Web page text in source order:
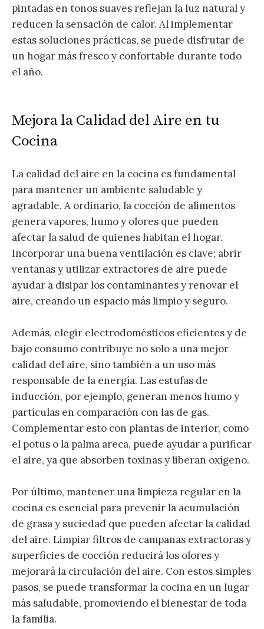
pintadas en tonos suaves reflejan la luz natural y
reducen la sensación de calor. Al implementar
estas soluciones prácticas, se puede disfrutar de
un hogar más fresco y confortable durante todo
el año.
Mejora la Calidad del Aire en tu
Cocina
La calidad del aire en la cocina es fundamental
para mantener un ambiente saludable y
agradable. A ordinario, la cocción de alimentos
genera vapores, humo y olores que pueden
afectar la salud de quienes habitan el hogar.
Incorporar una buena ventilación es clave; abrir
ventanas y utilizar extractores de aire puede
ayudar a disipar los contaminantes y renovar el
aire, creando un espacio más limpio y seguro.
Además, elegir electrodomésticos eficientes y de
bajo consumo contribuye no solo a una mejor
calidad del aire, sino también a un uso más
responsable de la energía. Las estufas de
inducción, por ejemplo, generan menos humo y
partículas en comparación con las de gas.
Complementar esto con plantas de interior, como
el potus o la palma areca, puede ayudar a purificar
el aire, ya que absorben toxinas y liberan oxígeno.
Por último, mantener una limpieza regular en la
cocina es esencial para prevenir la acumulación
de grasa y suciedad que pueden afectar la calidad
del aire. Limpiar filtros de campanas extractoras y
superficies de cocción reducirá los olores y
mejorará la circulación del aire. Con estos simples
pasos, se puede transformar la cocina en un lugar
más saludable, promoviendo el bienestar de toda
la familia.